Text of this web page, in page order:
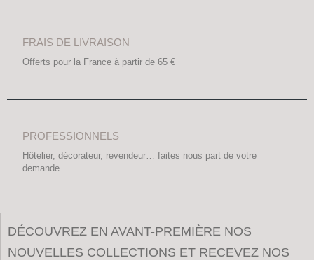
FRAIS DE LIVRAISON
Offerts pour la France à partir de 65 €
PROFESSIONNELS
Hôtelier, décorateur, revendeur… faites nous part de votre
demande
DÉCOUVREZ EN AVANT-PREMIÈRE NOS
NOUVELLES COLLECTIONS ET RECEVEZ NOS